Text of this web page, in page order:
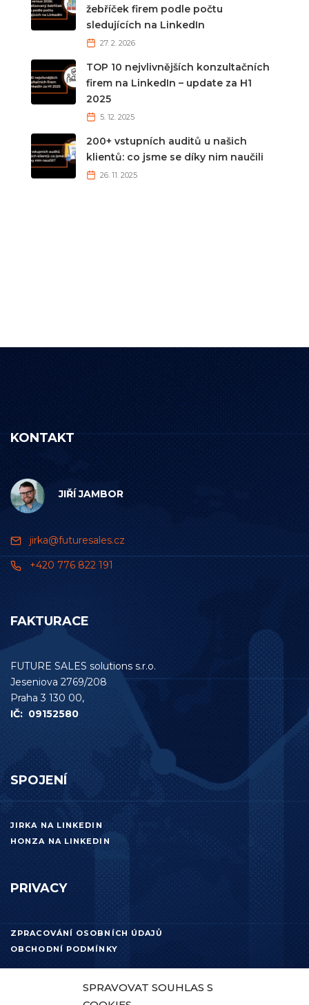
SPRAVOVAT SOUHLAS S
žebříček firem podle počtu
sledujících na LinkedIn
27. 2. 2026
TOP 10 nejvlivnějších konzultačních
firem na LinkedIn – update za H1
2025
5. 12. 2025
200+ vstupních auditů u našich
klientů: co jsme se díky nim naučili
26. 11. 2025
KONTAKT
JIŘÍ JAMBOR
jirka@futuresales.cz
+420 776 822 191
FAKTURACE
FUTURE SALES solutions s.r.o.
Jeseniova 2769/208
Praha 3 130 00,
IČ: 09152580
SPOJENÍ
JIRKA NA LINKEDIN
HONZA NA LINKEDIN
PRIVACY
ZPRACOVÁNÍ OSOBNÍCH ÚDAJŮ
OBCHODNÍ PODMÍNKY